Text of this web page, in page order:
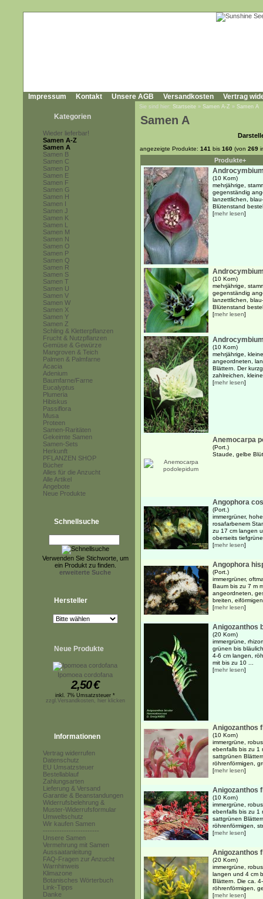
Impressum Kontakt Unsere AGB Versandkosten Vertrag
Kategorien
Wieder lieferbar!
Samen A-Z
Samen A
Samen B
Samen C
Samen D
Samen E
Samen F
Samen G
Samen H
Samen I
Samen J
Samen K
Samen L
Samen M
Samen N
Samen O
Samen P
Samen Q
Samen R
Samen S
Samen T
Samen U
Samen V
Samen W
Samen X
Samen Y
Samen Z
Schling & Kletterpflanzen
Frucht & Nutzpflanzen
Gemüse & Gewürze
Mangroven & Teich
Palmen & Palmfarne
Acacia
Adenium
Baumfarne/Farne
Eucalyptus
Plumeria
Hibiskus
Passiflora
Musa
Proteen
Samen-Raritäten
Gekeimte Samen
Samen-Sets
Herkunft
PFLANZEN SHOP
Bücher
Alles für die Anzucht
Alle Artikel
Angebote
Neue Produkte
Schnellsuche
Verwenden Sie Stichworte, um
ein Produkt zu finden.
erweiterte Suche
Hersteller
Neue Produkte
Ipomoea cordofana
2,50€
inkl. 7% Umsatzsteuer *
zzgl.Versandkosten, hier klicken
Informationen
Vertrag widerrufen
Datenschutz
EU Umsatzsteuer
Bestellablauf
Zahlungsarten
Lieferung & Versand
Garantie & Beanstandungen
Widerrufsbelehrung &
Muster-Widerrufsformular
Umweltschutz
Wir kaufen Samen
------------------------
Unsere Samen
Vermehrung mit Samen
Aussaatanleitung
FAQ-Fragen zur Anzucht
Warnhinweis
Klimazone
Botanisches Wörterbuch
Link-Tipps
Danke
Sie sind hier: Startseite » Samen A-Z » Samen A
Samen A
angezeigte Produkte: 141 bis 160 (von 269
Produkte+
(10 Korn)
mehrjährige,
gegenständig
lanzettlichen,
Blütenstand
[mehr lesen]
(10 Korn)
mehrjährige,
gegenständig
lanzettlichen,
Blütenstand
[mehr lesen]
(10 Korn)
mehrjährige,
angeordneten,
Blättern. Der
zahlreichen,
[mehr lesen]
Anemocarpa
(Port.)
Staude, gelbe
Angophora
(Port.)
immergrüner,
rosafarbenem
zu 17 cm langen
oberseits
[mehr lesen]
Angophora
(Port.)
immergrüner,
Baum bis zu 7 m
angeordneten,
breiten,
[mehr lesen]
Anigozanthos
(20 Korn)
immergrüne,
grünen bis
4-6 cm langen,
mit bis zu 10 ...
[mehr lesen]
Anigozanthos
(10 Korn)
immergrüne,
ebenfalls bis zu 1
sattgrünen
röhrenförmigen,
[mehr lesen]
Anigozanthos
(10 Korn)
immergrüne,
ebenfalls bis zu 1
sattgrünen
röhrenförmigen,
[mehr lesen]
Anigozanthos
(20 Korn)
immergrüne,
langen und 4 cm
Blättern. Die ca.
röhrenförmigen,
[mehr lesen]